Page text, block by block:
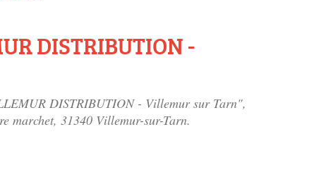
DISTRIBUTION -
DISTRIBUTION - Villemur sur Tarn",
marchet, 31340 Villemur-sur-Tarn.
95 :